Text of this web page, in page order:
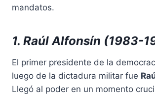
mandatos.
1. Raúl Alfonsín (1983-
El primer presidente de la
luego de la dictadura militar fue
Llegó al poder en un momento